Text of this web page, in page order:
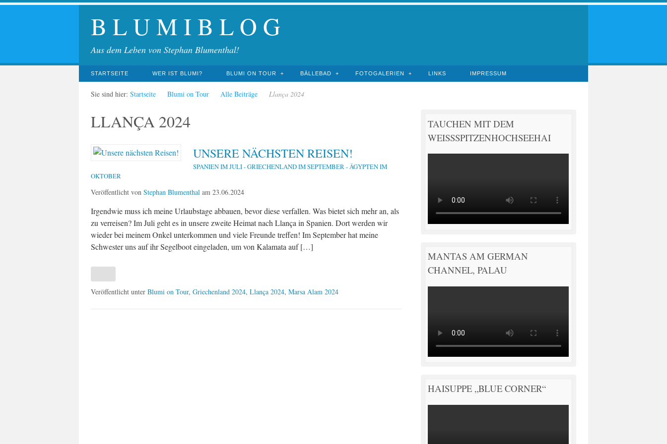
B L U M I B L O G
Aus dem Leben von Stephan Blumenthal!
STARTSEITE WER IST BLUMI? BLUMI ON TOUR BÄLLEBAD FOTOGALERIEN LINKS IMPRESSUM
Sie sind hier: Startseite Blumi on Tour Alle Beiträge Llança 2024
LLANÇA 2024
UNSERE NÄCHSTEN REISEN!
SPANIEN IM JULI - GRIECHENLAND IM SEPTEMBER - ÄGYPTEN IM
OKTOBER
Veröffentlicht von Stephan Blumenthal am 23.06.2024
Irgendwie muss ich meine Urlaubstage abbauen, bevor diese verfallen. Was bietet sich mehr an, als
zu verreisen? Im Juli geht es in unsere zweite Heimat nach Llança in Spanien. Dort werden wir
wieder bei meinem Onkel unterkommen und viele Freunde treffen! Im September hat meine
Schwester uns auf ihr Segelboot eingeladen, um von Kalamata auf […]
Veröffentlicht unter Blumi on Tour, Griechenland 2024, Llança 2024, Marsa Alam 2024
TAUCHEN MIT DEM
WEISSSPITZENHOCHSEEHAI
MANTAS AM GERMAN
CHANNEL, PALAU
HAISUPPE „BLUE CORNER“